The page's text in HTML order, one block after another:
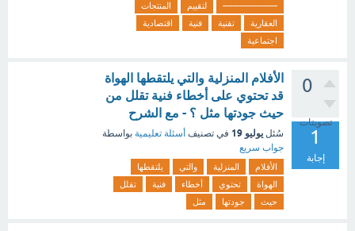
-----------------------
لتقييم
المنتجات
العقارية
تقنية فنية
اقتصادية
اجتماعية
0
تصويتات
1
إجابة
الأفلام المنزلية والتي يلتقطها الهواة
قد تحتوي على أخطاء فنية تقلل من
حيث جودتها مثل ؟ - مع الشرح
سُئل يوليو 19 في تصنيف أسئلة تعليمية بواسطة
جواب سريع
الأفلام المنزلية والتي
يلتقطها
الهواة
تحتوي أخطاء فنية
تقلل
حيث
جودتها مثل